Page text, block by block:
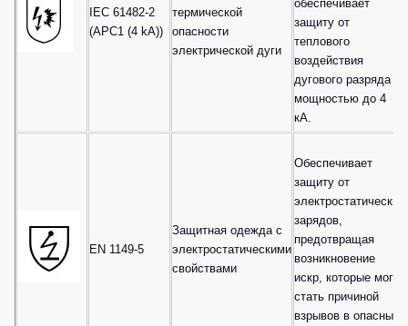
IEC 61482-2
(APC1 (4 kA))
термической
опасности
электрической дуги
обеспечивает
защиту от
теплового
воздействия
дугового разряда
мощностью до 4
кА.
EN 1149-5
Защитная одежда с
электростатическими
свойствами
Обеспечивает
защиту от
электростатических
зарядов,
предотвращая
возникновение
искр, которые могут
стать причиной
взрывов в опасных